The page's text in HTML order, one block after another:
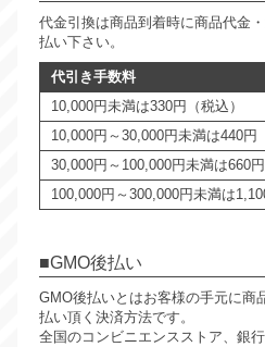
代金引換は商品到着時に商品代金
払い下さい。
代引き手数料
10,000円未満は330円（税込）
10,000円～30,000円未満は440円
30,000円～100,000円未満は660円
100,000円～300,000円未満は
GMO後払い
GMO後払いとはお客様の手元に商
払い頂く決済方法です。
全国のコンビニエンスストア、銀